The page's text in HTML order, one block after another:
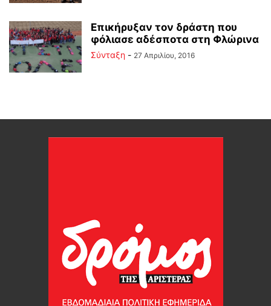
Επικήρυξαν τον δράστη που
φόλιασε αδέσποτα στη Φλώρινα
Σύνταξη - 27 Απριλίου, 2016